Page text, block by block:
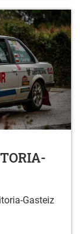
Gasteiz